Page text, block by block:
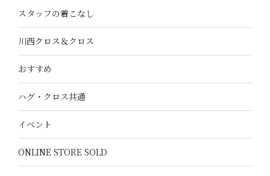
スタッフの着こなし
川西クロス＆クロス
おすすめ
ハグ・クロス共通
イベント
ONLINE STORE SOLD